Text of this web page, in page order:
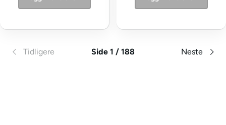
Tidligere Side 1 / 188 Neste